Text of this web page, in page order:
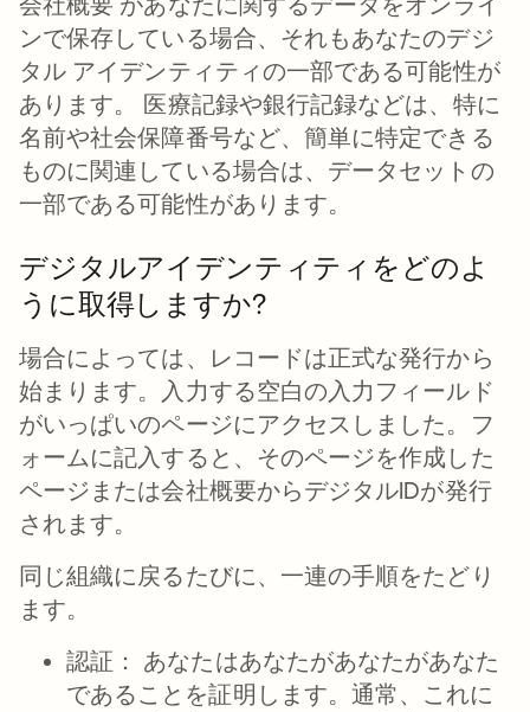
ンで保存している場合、それもあなたのデジ
タル アイデンティティの一部である可能性が
あります。 医療記録や銀行記録などは、特に
名前や社会保障番号など、簡単に特定できる
ものに関連している場合は、データセットの
一部である可能性があります。
デジタルアイデンティティをどのよ
うに取得しますか?
場合によっては、レコードは正式な発行から
始まります。入力する空白の入力フィールド
がいっぱいのページにアクセスしました。フ
ォームに記入すると、そのページを作成した
ページまたは会社概要からデジタルIDが発行
されます。
同じ組織に戻るたびに、一連の手順をたどり
ます。
認証： あなたはあなたがあなたがあなた
であることを証明します。通常、これに